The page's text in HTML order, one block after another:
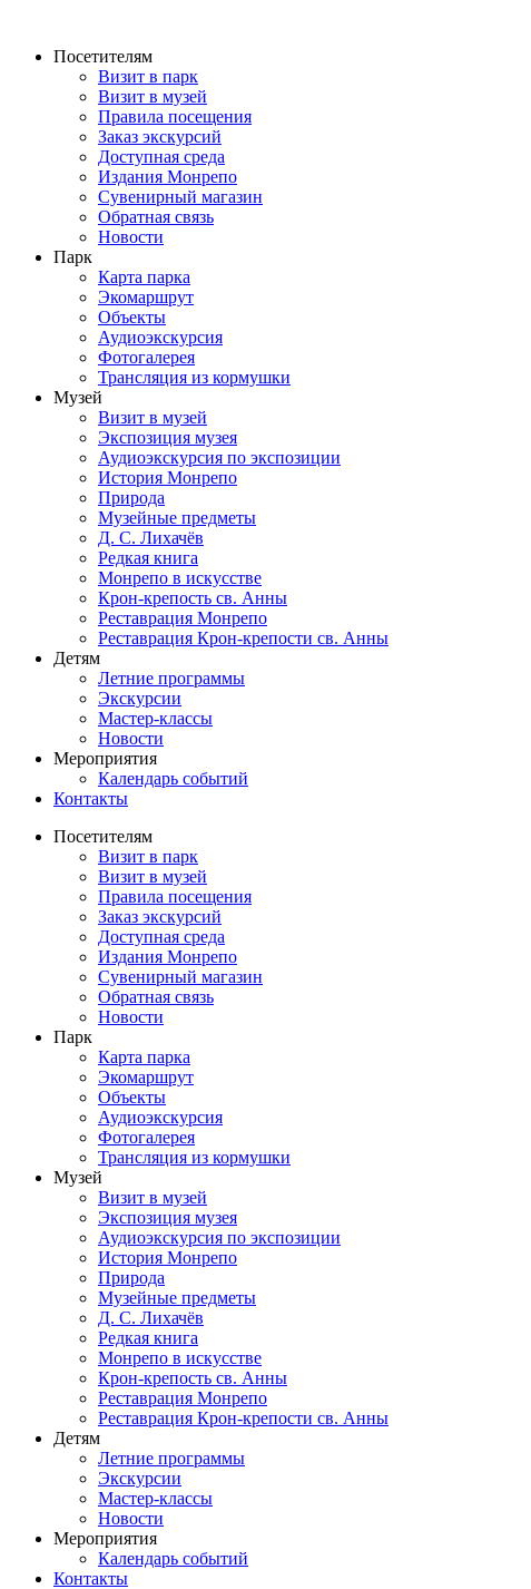
содержимому
Посетителям
Визит в парк
Визит в музей
Правила посещения
Заказ экскурсий
Доступная среда
Издания Монрепо
Сувенирный магазин
Обратная связь
Новости
Парк
Карта парка
Экомаршрут
Объекты
Аудиоэкскурсия
Фотогалерея
Трансляция из кормушки
Музей
Визит в музей
Экспозиция музея
Аудиоэкскурсия по экспозиции
История Монрепо
Природа
Музейные предметы
Д. С. Лихачёв
Редкая книга
Монрепо в искусстве
Крон-крепость св. Анны
Реставрация Монрепо
Реставрация Крон-крепости св. Анны
Детям
Летние программы
Экскурсии
Мастер-классы
Новости
Мероприятия
Календарь событий
Контакты
Посетителям
Визит в парк
Визит в музей
Правила посещения
Заказ экскурсий
Доступная среда
Издания Монрепо
Сувенирный магазин
Обратная связь
Новости
Парк
Карта парка
Экомаршрут
Объекты
Аудиоэкскурсия
Фотогалерея
Трансляция из кормушки
Музей
Визит в музей
Экспозиция музея
Аудиоэкскурсия по экспозиции
История Монрепо
Природа
Музейные предметы
Д. С. Лихачёв
Редкая книга
Монрепо в искусстве
Крон-крепость св. Анны
Реставрация Монрепо
Реставрация Крон-крепости св. Анны
Детям
Летние программы
Экскурсии
Мастер-классы
Новости
Мероприятия
Календарь событий
Контакты